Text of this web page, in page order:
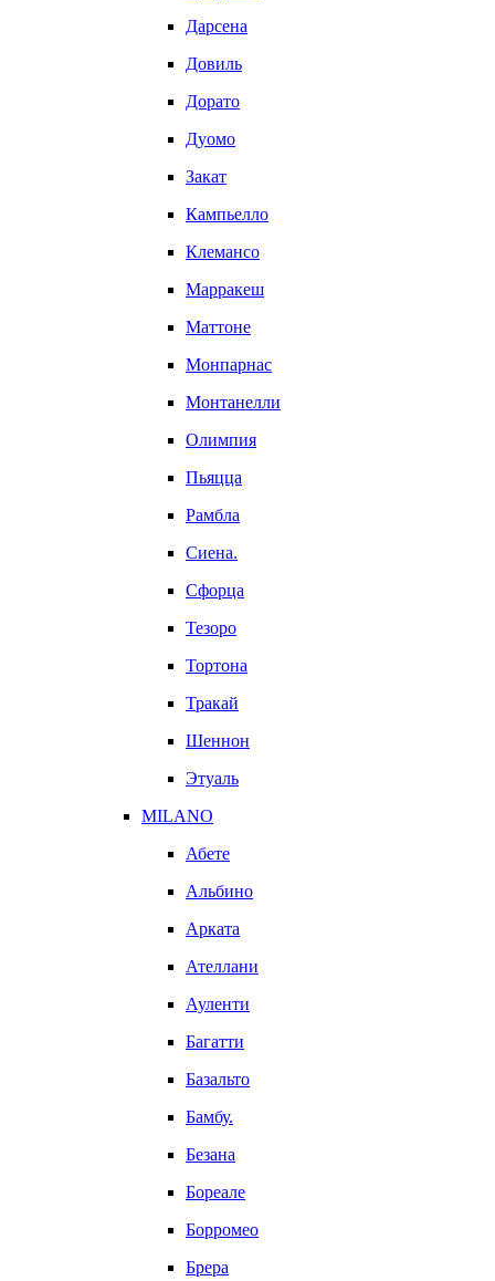
Дарсена
Довиль
Дорато
Дуомо
Закат
Кампьелло
Клемансо
Марракеш
Маттоне
Монпарнас
Монтанелли
Олимпия
Пьяцца
Рамбла
Сиена.
Сфорца
Тезоро
Тортона
Тракай
Шеннон
Этуаль
MILANO
Абете
Альбино
Арката
Ателлани
Ауленти
Багатти
Базальто
Бамбу.
Безана
Бореале
Борромео
Брера